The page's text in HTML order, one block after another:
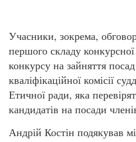
Учасники, зокрема,
першого складу
конкурсу на зайняття
кваліфікаційної комісії
Етичної ради, яка
кандидатів на посади
Андрій Костін подякував